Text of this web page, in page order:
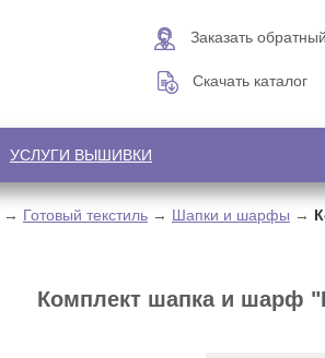
Заказать
Скачать каталог
УСЛУГИ ВЫШИВКИ
→ Готовый текстиль → Шапки и шарфы →
Комплект шапка и шарф